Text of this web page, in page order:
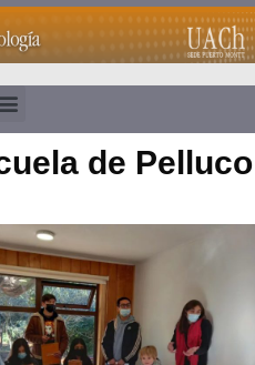
de Pelluco